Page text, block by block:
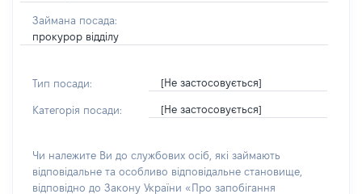
Займана посада:
прокурор відділу
Тип посади: [Не застосовується]
Категорія посади: [Не застосовується]
Чи належите Ви до службових осіб, які займають
відповідальне та особливо відповідальне становище,
відповідно до Закону України «Про запобігання